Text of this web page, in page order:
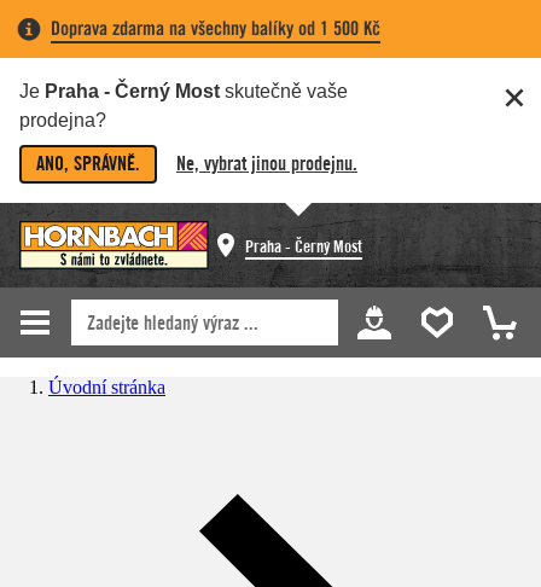
Doprava zdarma na všechny balíky od 1 500 Kč
Je Praha - Černý Most skutečně vaše
prodejna?
ANO, SPRÁVNĚ. Ne, vybrat jinou prodejnu.
Praha - Černý Most
Úvodní stránka